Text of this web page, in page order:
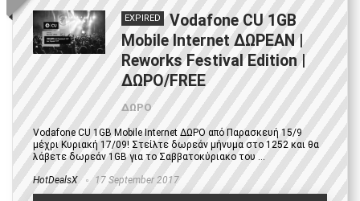
EXPIRED
Vodafone CU 1GB
Mobile Internet ΔΩΡΕΑΝ |
Reworks Festival Edition |
ΔΩΡΟ/FREE
ΔΩΡΟ
Vodafone CU 1GB Mobile Internet ΔΩΡΟ από Παρασκευή 15/9
μέχρι Κυριακή 17/09! Στείλτε δωρεάν μήνυμα στο 1252 και θα
λάβετε δωρεάν 1GB για το Σαββατοκύριακο του ...
HotDealsX 17 September 2017